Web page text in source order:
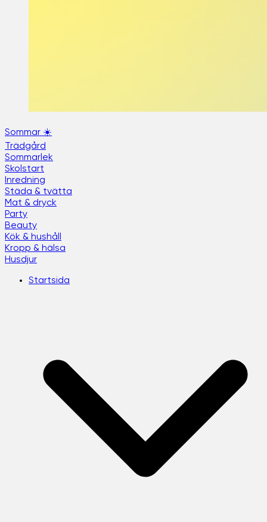
Sommar ☀️
Trädgård
Sommarlek
Skolstart
Inredning
Städa & tvätta
Mat & dryck
Party
Beauty
Kök & hushåll
Kropp & hälsa
Husdjur
Startsida